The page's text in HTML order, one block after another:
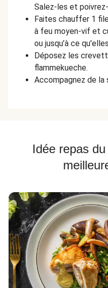
Salez-les et
Faites chauffer 1
à feu moyen-vif et
ou jusqu’à ce
Déposez les
flammekueche.
Accompagnez de la
Idée repas